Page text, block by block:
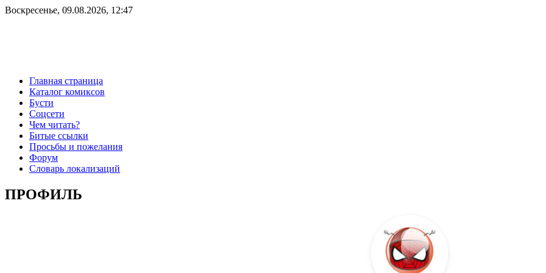
Воскресенье, 09.08.2026, 12:47
Главная страница
Каталог комиксов
Бусти
Соцсети
Чем читать?
Битые ссылки
Просьбы и пожелания
Форум
Словарь локализаций
ПРОФИЛЬ